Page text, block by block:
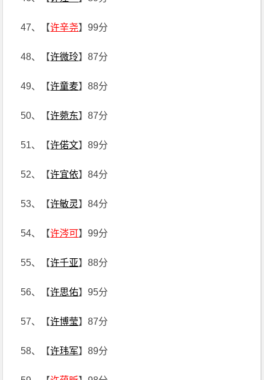
47、【许辛尧】99分
48、【许微玲】87分
49、【许童麦】88分
50、【许菀东】87分
51、【许偌文】89分
52、【许宜依】84分
53、【许敏灵】84分
54、【许涔可】99分
55、【许千亚】88分
56、【许思佑】95分
57、【许博莹】87分
58、【许玮军】89分